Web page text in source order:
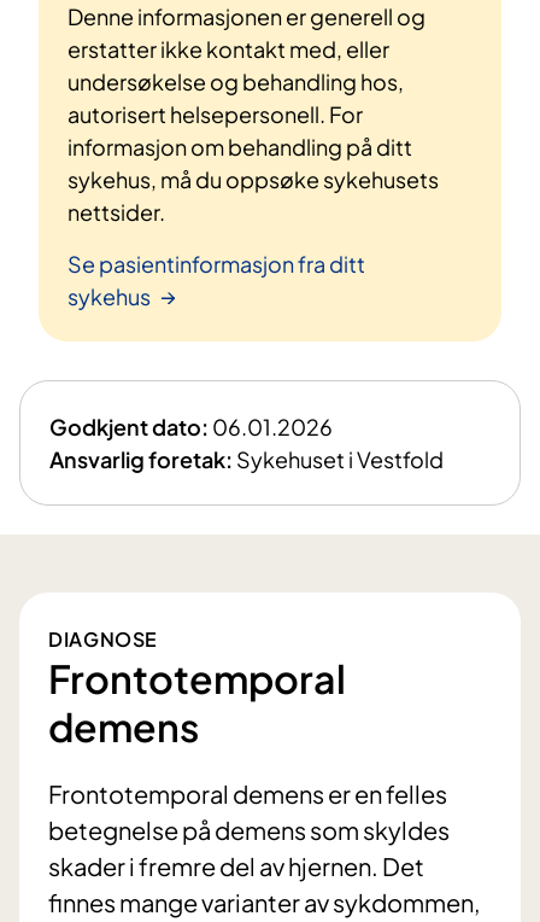
Denne informasjonen er generell og
erstatter ikke kontakt med, eller
undersøkelse og behandling hos,
autorisert helsepersonell. For
informasjon om behandling på ditt
sykehus, må du oppsøke sykehusets
nettsider.
Se pasientinformasjon fra ditt
sykehus
Godkjent dato: 06.01.2026
Ansvarlig foretak: Sykehuset i Vestfold
DIAGNOSE
Frontotemporal
demens
Frontotemporal demens er en felles
betegnelse på demens som skyldes
skader i fremre del av hjernen. Det
finnes mange varianter av sykdommen,